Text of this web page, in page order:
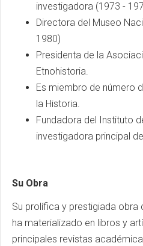
investigadora (1973 -
Directora del Museo
1980)
Presidenta de la
Etnohistoria.
Es miembro de número
la Historia.
Fundadora del Instituto
investigadora principal
Su Obra
Su prolífica y prestigiada
ha materializado en libros y
principales revistas